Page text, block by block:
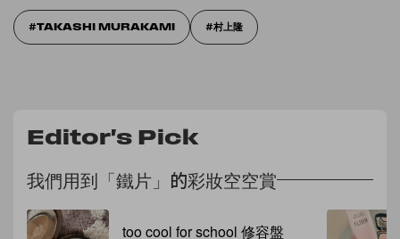
TAKASHI MURAKAMI 村上隆
Editor's Pick
我們用到「鐵片」的彩妝空空賞
too cool for school 修容盤